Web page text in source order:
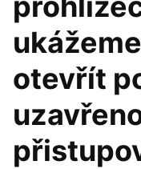
otevřít